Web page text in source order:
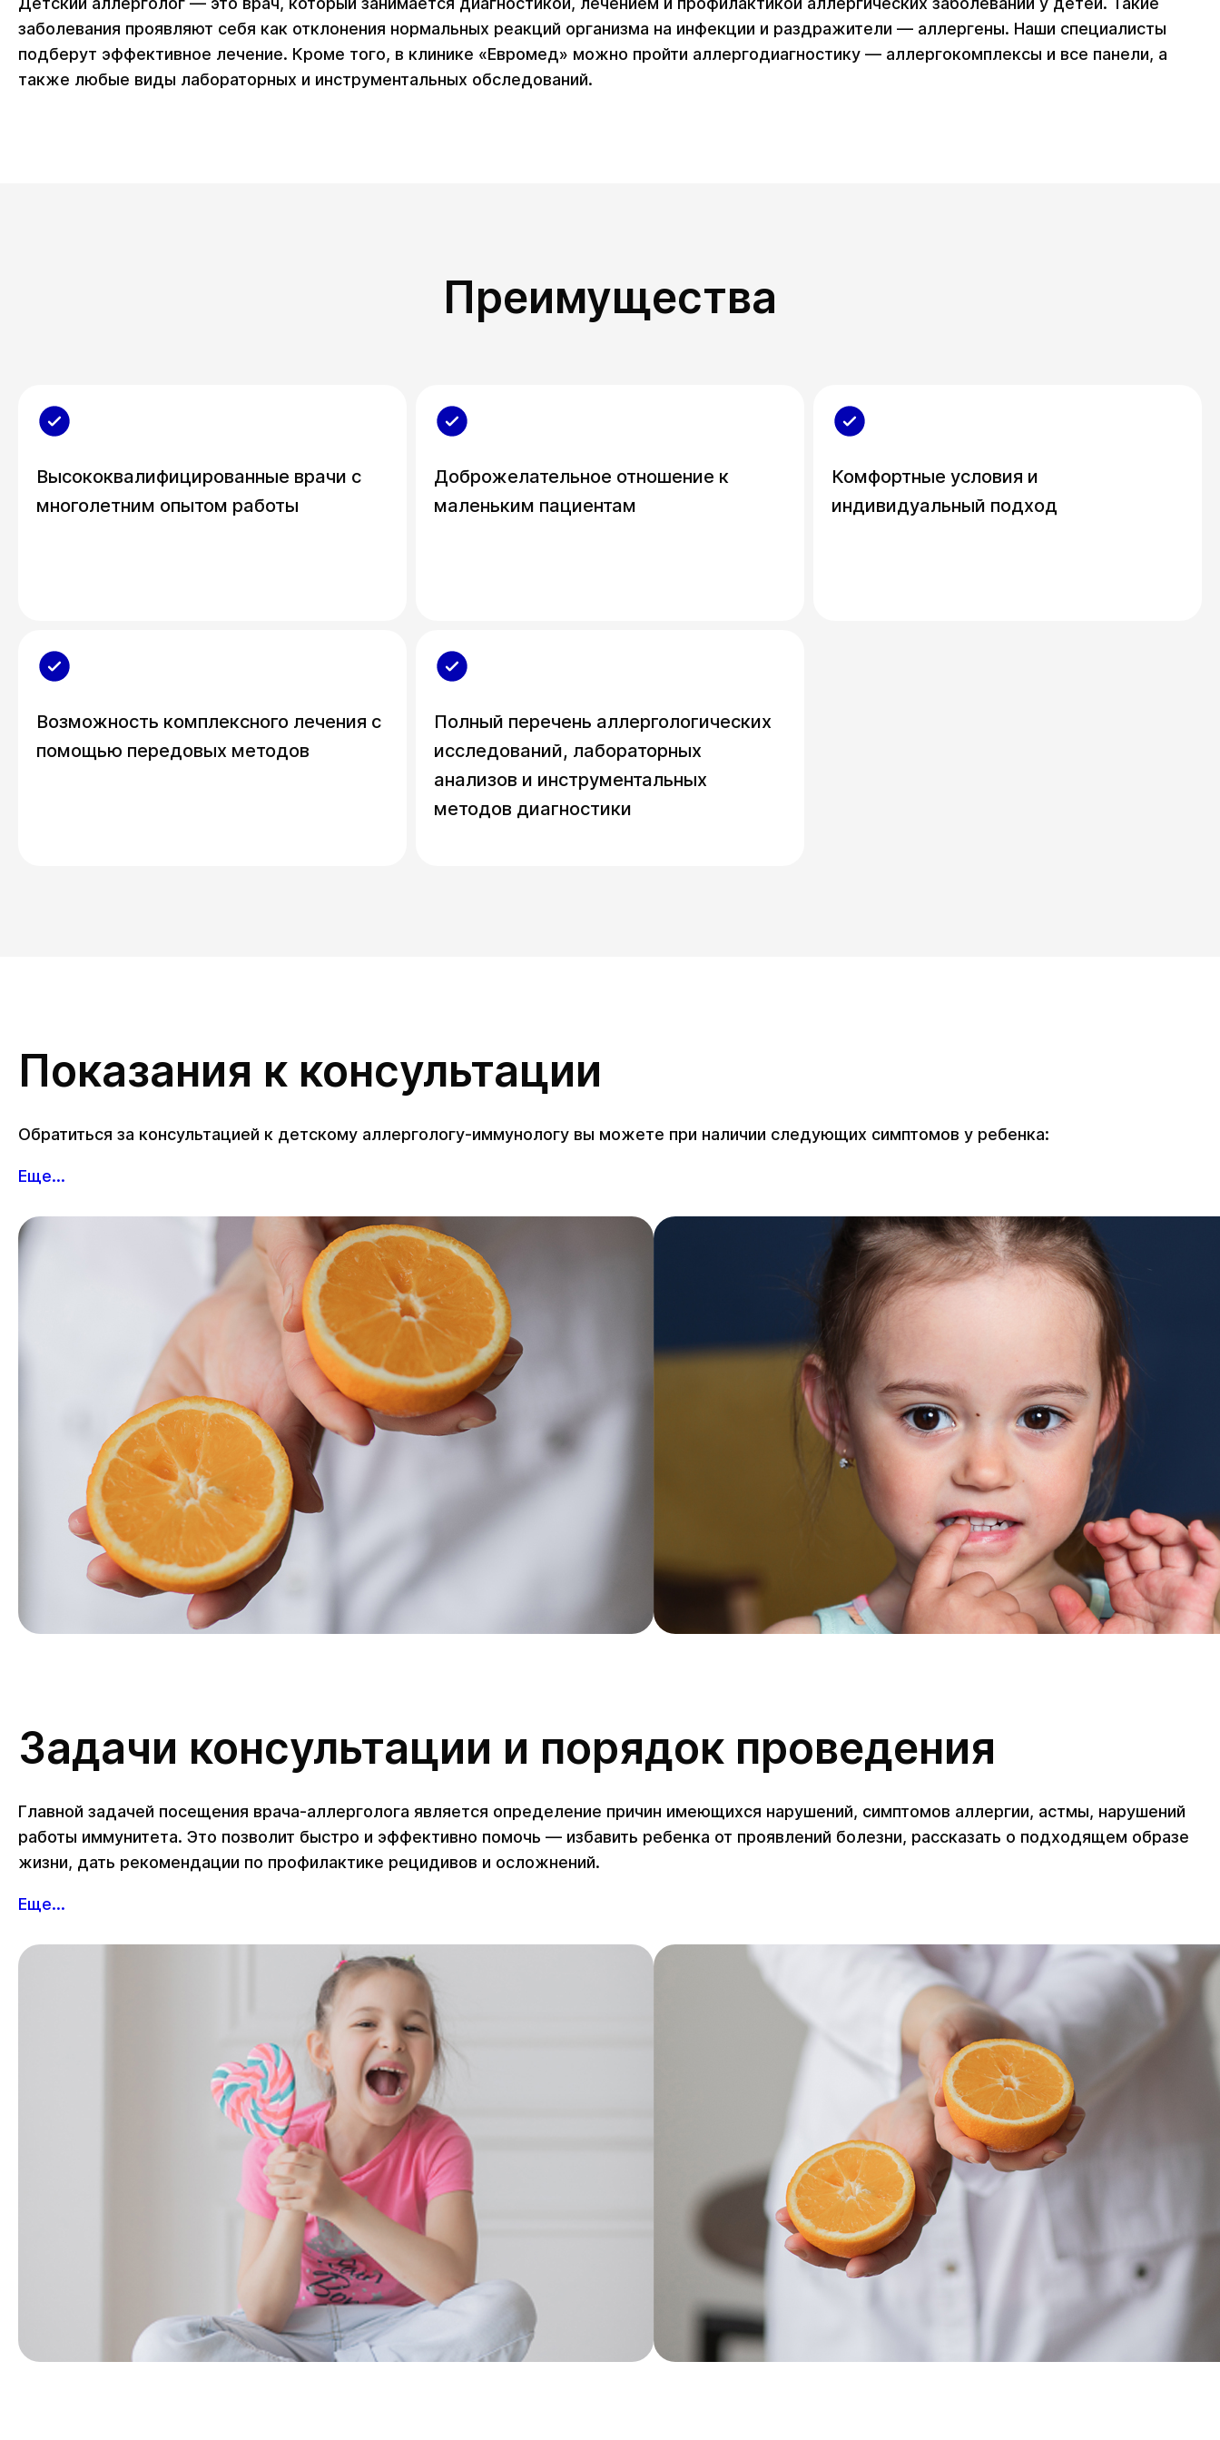
заболевания проявляют себя как отклонения нормальных реакций организма на инфекции и раздражители — аллергены. Наши специалисты
подберут эффективное лечение. Кроме того, в клинике «Евромед» можно пройти аллергодиагностику — аллергокомплексы и все панели, а
также любые виды лабораторных и инструментальных обследований.
Преимущества
Высококвалифицированные врачи с
многолетним опытом работы
Доброжелательное отношение к
маленьким пациентам
Комфортные условия и
индивидуальный подход
Возможность комплексного лечения с
помощью передовых методов
Полный перечень аллергологических
исследований, лабораторных
анализов и инструментальных
методов диагностики
Показания к консультации
Обратиться за консультацией к детскому аллергологу-иммунологу вы можете при наличии следующих симптомов у ребенка:
Еще...
Задачи консультации и порядок проведения
Главной задачей посещения врача-аллерголога является определение причин имеющихся нарушений, симптомов аллергии, астмы, нарушений
работы иммунитета. Это позволит быстро и эффективно помочь — избавить ребенка от проявлений болезни, рассказать о подходящем образе
жизни, дать рекомендации по профилактике рецидивов и осложнений.
Еще...